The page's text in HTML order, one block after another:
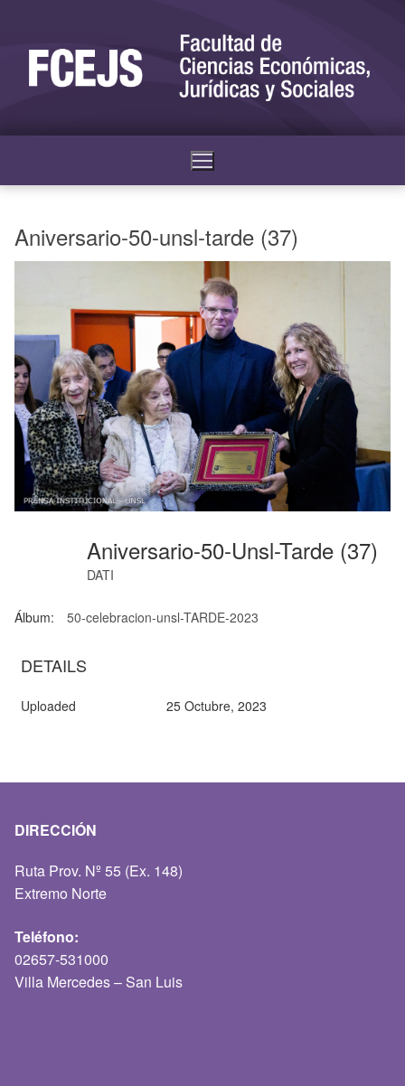
Aniversario-50-unsl-tarde (37)
Aniversario-50-Unsl-Tarde (37)
DATI
Álbum: 50-celebracion-unsl-TARDE-2023
DETAILS
Uploaded 25 Octubre, 2023
DIRECCIÓN
Ruta Prov. Nº 55 (Ex. 148)
Extremo Norte
Teléfono:
02657-531000
Villa Mercedes – San Luis